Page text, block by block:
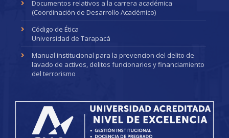
Documentos relativos a la carrera académica
(Coordinación de Desarrollo Académico)
Código de Ética
Universidad de Tarapacá
Manual institucional para la prevencion del delito de
lavado de activos, delitos funcionarios y financiamiento
del terrorismo